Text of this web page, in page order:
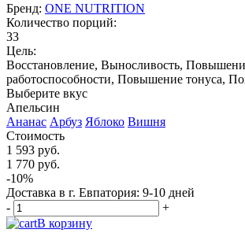
Бренд: ONE NUTRITION
Количество порций:
33
Цель:
Восстановление, Выносливость,
работоспособности, Повышение тонуса,
Выберите вкус
Апельсин
Ананас Арбуз Яблоко Вишня
Стоимость
1 593 руб.
1 770 руб.
-10%
Доставка в г. Евпатория: 9-10 дней
-
+
В корзину